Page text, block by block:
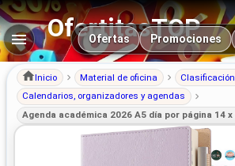
OfertitasTOP
Navegación principal
Ofertas Promociones
Inicio Material de oficina
Calendarios, organizadores y agendas
Agenda académica 2026 A5 día por página 14 x